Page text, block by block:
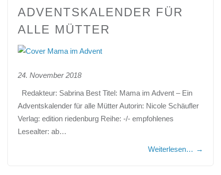
ADVENTSKALENDER FÜR
ALLE MÜTTER
24. November 2018
Redakteur: Sabrina Best Titel: Mama im Advent – Ein
Adventskalender für alle Mütter Autorin: Nicole Schäufler
Verlag: edition riedenburg Reihe: -/- empfohlenes
Lesealter: ab…
Weiterlesen… →